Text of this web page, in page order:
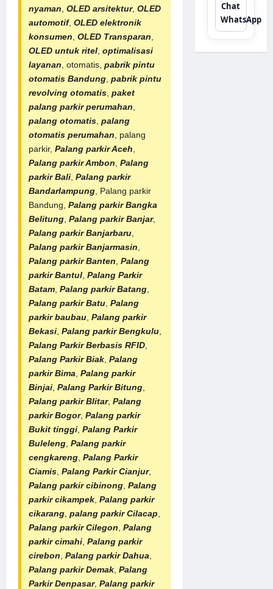
nyaman OLED arsitektur, OLED
automotif, OLED elektronik
konsumen OLED Transparan
OLED untuk ritel optimalisasi
layanan , otomatis, pabrik pintu
otomatis Bandung pabrik pintu
revolving otomatis paket
palang parkir perumahan
palang otomatis palang
otomatis perumahan , palang
parkir, Palang parkir Aceh
Palang parkir Ambon Palang
parkir Bali Palang parkir
Bandarlampung , Palang parkir
Bandung, Palang parkir Bangka
Belitung Palang parkir Banjar,
Palang parkir Banjarbaru
Palang parkir Banjarmasin
Palang parkir Banten Palang
parkir Bantul Palang Parkir
Batam Palang parkir Batang
Palang parkir Batu Palang
parkir baubau Palang parkir
Bekasi Palang parkir Bengkulu
Palang Parkir Berbasis RFID
Palang Parkir Biak Palang
parkir Bima Palang parkir
Binjai Palang Parkir Bitung
Palang parkir Blitar, Palang
parkir Bogor, Palang parkir
Bukit tinggi Palang Parkir
Buleleng Palang parkir
cengkareng Palang Parkir
Ciamis Palang Parkir Cianjur,
Palang parkir cibinong Palang
parkir cikampek Palang parkir
cikarang palang parkir Cilacap
Palang parkir Cilegon Palang
parkir cimahi Palang parkir
cirebon Palang parkir Dahua
Palang parkir Demak Palang
Parkir Denpasar, Palang parkir
Chat
WhatsApp